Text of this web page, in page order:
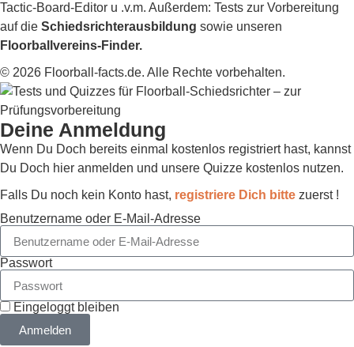
Tactic-Board-Editor u .v.m. Außerdem: Tests zur Vorbereitung
auf die Schiedsrichterausbildung sowie unseren
Floorballvereins-Finder.
© 2026 Floorball-facts.de. Alle Rechte vorbehalten.
Deine Anmeldung
Wenn Du Doch bereits einmal kostenlos registriert hast, kannst
Du Doch hier anmelden und unsere Quizze kostenlos nutzen.
Falls Du noch kein Konto hast, registriere Dich bitte zuerst !
Benutzername oder E-Mail-Adresse
Passwort
Eingeloggt bleiben
Anmelden